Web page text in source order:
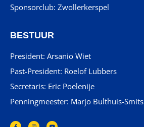
Sponsorclub: Zwollerkerspel
BESTUUR
President: Arsanio Wiet
Past-President: Roelof Lubbers
Secretaris: Eric Poelenije
Penningmeester: Marjo Bulthuis-Smits